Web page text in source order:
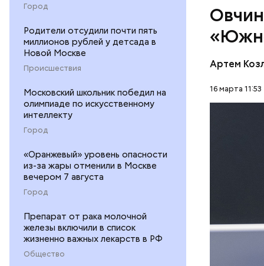
Город
Родители отсудили почти пять
миллионов рублей у детсада в
Новой Москве
Происшествия
Московский школьник победил на
олимпиаде по искусственному
интеллекту
Город
«Оранжевый» уровень опасности
из-за жары отменили в Москве
вечером 7 августа
Город
Препарат от рака молочной
железы включили в список
жизненно важных лекарств в РФ
Общество
Артем
16 марта 11:53
—
образуя
будет
приводит
ЮГО-